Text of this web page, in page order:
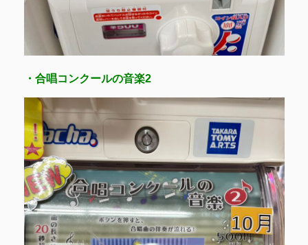
・合唱コンクールの音楽2